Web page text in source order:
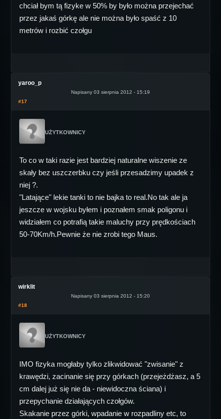
chciał bym tą fizyke w 50% by było można przejechać
przez jakaś górkę ale nie można było spaść z 10
metrów i rozbić czołgu
yaroo_p
Napisany 03 sierpnia 2012 - 15:19
#17
UŻYTKOWNICY
To co w taki razie jest bardziej naturalne wiszenie ze
skały bez uszczerbku czy jeśli przesadzimy upadek z
niej ?.
"Latające" lekie tanki to nie bajka to real.No tak ale ja
jeszcze w wojsku byłem i poznałem smak poligonu i
widziałem co potrafią takie maluchy przy prędkościach
50-70Km/h.Pewnie że nie zrobi tego Maus.
wirklit
Napisany 03 sierpnia 2012 - 15:20
#18
UŻYTKOWNICY
IMO fizyka mogłaby tylko zlikwidować "zwisanie" z
krawędzi, zacinanie się przy górkach (przejeżdżasz, a 5
cm dalej już się nie da - niewidoczna ściana) i
przepychanie działających czołgów.
Skakanie przez górki, wpadanie w rozpadliny etc, to